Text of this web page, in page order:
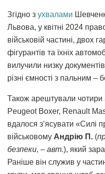
Згідно з ухвалами
Львова, у квітні 2024
військовій частині, двох
фігурантів та їхніх
вилучили низку
різні ємності з пальним –
Також арештували чотири
Peugeot Boxer, Renault
вдалося з’ясувати «Силі
військовому Андрію П. (
безпеки, – авт.), який
Раніше він служив у